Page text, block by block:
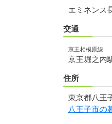
エミネンス
交通
京王相模原線
京王堀之内
住所
東京都八王
八王子市の